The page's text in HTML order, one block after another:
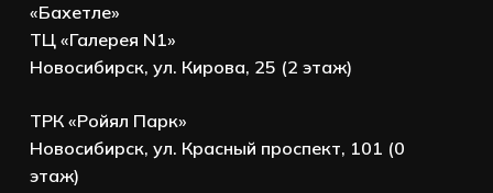
«Бахетле»
ТЦ «Галерея N1»
Новосибирск, ул. Кирова, 25 (2 этаж)
ТРК «Ройял Парк»
Новосибирск, ул. Красный проспект, 101 (0
этаж)